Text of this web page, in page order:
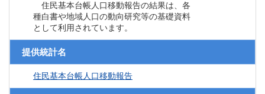
住民基本台帳人口移動報告の結果は、各
種白書や地域人口の動向研究等の基礎資料
として利用されています。
提供統計名
住民基本台帳人口移動報告